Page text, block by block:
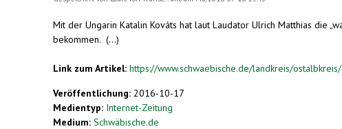
Mit der Ungarin Katalin Kováts hat laut Laudator Ulrich Matthias die
bekommen. (...)
Link zum Artikel: https://www.schwaebische.de/landkreis/
Veröffentlichung: 2016-10-17
Medientyp: Internet-Zeitung
Medium: Schwäbische.de